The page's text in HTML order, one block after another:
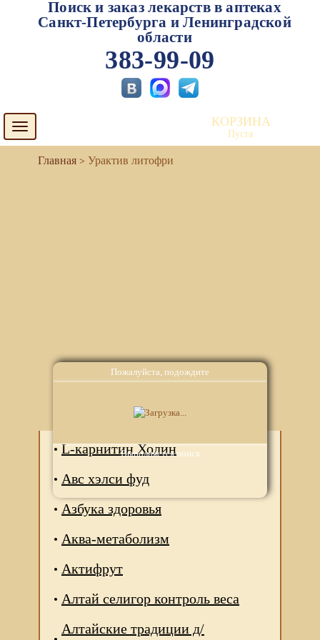
Пожалуйста, подождите
Выполняется поиск
Поиск и заказ лекарств в аптеках
Санкт-Петербурга и Ленинградской
области
383-99-09
Toggle
navigation
КОРЗИНА
Пуста
Урактив литофри
Аналоги
L-карнитин Холин
Авс хэлси фуд
Азбука здоровья
Аква-метаболизм
Актифрут
Алтай селигор контроль веса
Алтайские традиции д/